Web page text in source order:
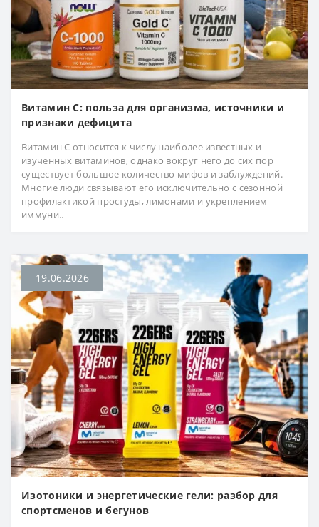
Витамин С: польза для организма, источники и
признаки дефицита
Витамин С относится к числу наиболее известных и
изученных витаминов, однако вокруг него до сих пор
существует большое количество мифов и заблуждений.
Многие люди связывают его исключительно с сезонной
профилактикой простуды, лимонами и укреплением
иммуни..
19.06.2026
Изотоники и энергетические гели: разбор для
спортсменов и бегунов